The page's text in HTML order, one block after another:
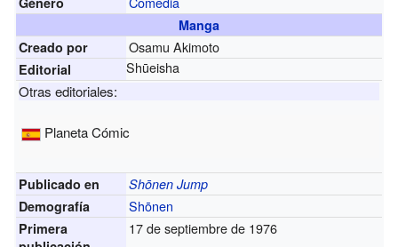
Manga
Creado por
Osamu Akimoto
Editorial
Shūeisha
Otras editoriales:
Planeta Cómic
Publicado en
Shōnen Jump
Demografía
Shōnen
Primera
17 de septiembre de 1976